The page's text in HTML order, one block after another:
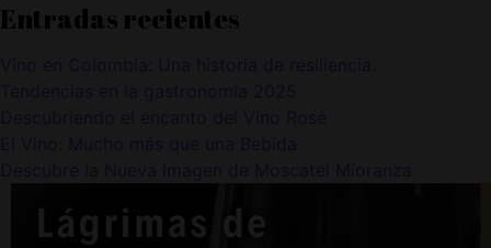
Entradas recientes